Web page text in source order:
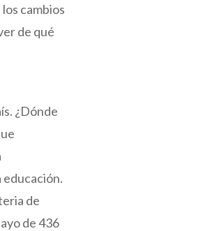
cambios
de qué
¿Dónde
educación.
de
de 436